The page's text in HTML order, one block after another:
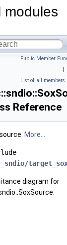
modules
Public Member
|
List of all members
Reference
More...
diagram for